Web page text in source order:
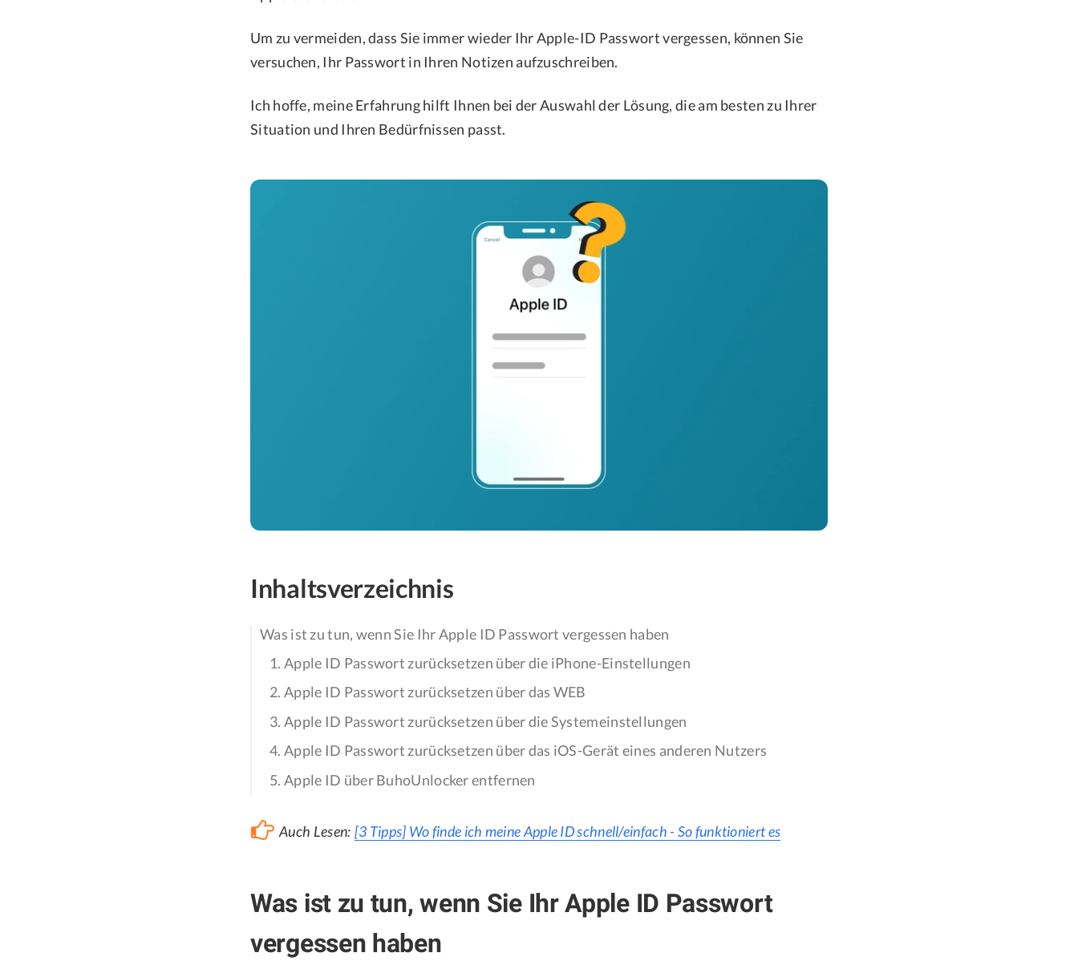
Um zu vermeiden, dass Sie immer wieder Ihr Apple-ID Passwort vergessen, können Sie
versuchen, Ihr Passwort in Ihren Notizen aufzuschreiben.
Ich hoffe, meine Erfahrung hilft Ihnen bei der Auswahl der Lösung, die am besten zu Ihrer
Situation und Ihren Bedürfnissen passt.
Inhaltsverzeichnis
Was ist zu tun, wenn Sie Ihr Apple ID Passwort vergessen haben
1. Apple ID Passwort zurücksetzen über die iPhone-Einstellungen
2. Apple ID Passwort zurücksetzen über das WEB
3. Apple ID Passwort zurücksetzen über die Systemeinstellungen
4. Apple ID Passwort zurücksetzen über das iOS-Gerät eines anderen Nutzers
5. Apple ID über BuhoUnlocker entfernen
Auch Lesen: [3 Tipps] Wo finde ich meine Apple ID schnell/einfach - So funktioniert es
Was ist zu tun, wenn Sie Ihr Apple ID Passwort
vergessen haben